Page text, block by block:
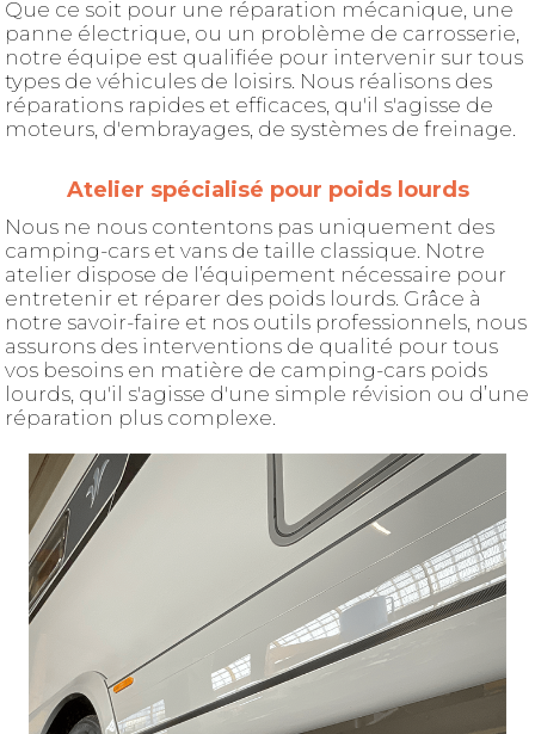
Que ce soit pour une réparation mécanique, une
panne électrique, ou un problème de carrosserie,
notre équipe est qualifiée pour intervenir sur tous
types de véhicules de loisirs. Nous réalisons des
réparations rapides et efficaces, qu'il s'agisse de
moteurs, d'embrayages, de systèmes de freinage.
Atelier spécialisé pour poids lourds
Nous ne nous contentons pas uniquement des
camping-cars et vans de taille classique. Notre
atelier dispose de l’équipement nécessaire pour
entretenir et réparer des poids lourds. Grâce à
notre savoir-faire et nos outils professionnels, nous
assurons des interventions de qualité pour tous
vos besoins en matière de camping-cars poids
lourds, qu'il s'agisse d'une simple révision ou d’une
réparation plus complexe.